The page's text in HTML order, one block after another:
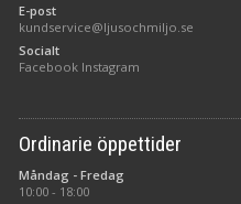
E-post
kundservice@ljusochmiljo.se
Socialt
Facebook Instagram
Ordinarie öppettider
Måndag - Fredag
10:00 - 18:00